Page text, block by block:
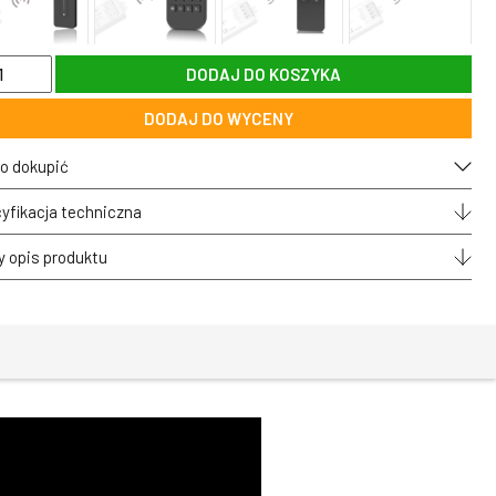
DODAJ DO KOSZYKA
DODAJ DO WYCENY
dokupić
techniczna
opis produktu